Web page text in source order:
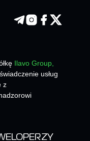
Ilavo Group,
usług
z